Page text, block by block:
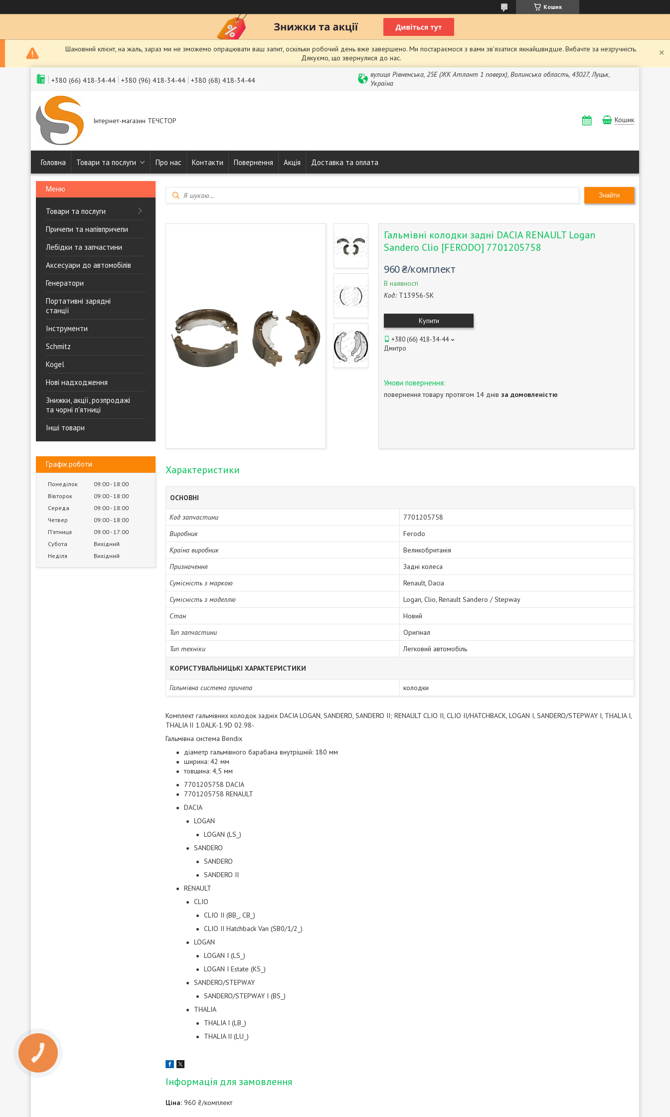
Кошик
Шановний клієнт, на жаль, зараз ми не зможемо опрацювати ваш запит, оскільки робочий день вже завершено. Ми постараємося з вами зв'язатися якнайшвидше. Вибачте за незручність.
Дякуємо, що звернулися до нас.
+380 (66) 418-34-44 +380 (96) 418-34-44 +380 (68) 418-34-44
вулиця Рівненська, 25Е (ЖК Атлант 1 поверх), Волинська область, 43027, Луцьк,
Україна
Інтернет-магазин ТЕЧСТОР Кошик
Головна Товари та послуги Про нас Контакти Повернення Акція Доставка та оплата
Товари та послуги
Причепи та напівпричепи
Лебідки та запчастини
Аксесуари до автомобілів
Генератори
Портативні зарядні
станції
Інструменти
Schmitz
Kogel
Нові надходження
Знижки, акції, розпродажі
та чорні п'ятниці
Інші товари
Графік роботи
Понеділок 09:00 18:00
Вівторок
09:00 18:00
Середа
09:00 18:00
Четвер
09:00 18:00
Пʼятниця
09:00 17:00
Субота
Вихідний
Неділя
Вихідний
Знайти
Гальмівні колодки задні DACIA RENAULT Logan
Sandero Clio [FERODO] 7701205758
960 ₴/комплект
В наявності
Код: T13956-SK
Купити
+380 (66) 418-34-44
Дмитро
повернення товару протягом 14 днів за домовленістю
Характеристики
ОСНОВНІ
Код запчастини
7701205758
Виробник
Ferodo
Країна виробник
Великобританія
Призначення
Задні колеса
Сумісність з маркою
Renault, Dacia
Сумісність з моделлю
Logan, Clio, Renault Sandero / Stepway
Стан
Новий
Тип запчастини
Оригінал
Тип техніки
Легковий автомобіль
КОРИСТУВАЛЬНИЦЬКІ ХАРАКТЕРИСТИКИ
Гальмівна система причепа колодки
Комплект гальмівних колодок задніх DACIA LOGAN, SANDERO, SANDERO II; RENAULT CLIO II, CLIO II/HATCHBACK, LOGAN I, SANDERO/STEPWAY I, THALIA I,
THALIA II 1.0ALK-1.9D 02.98-
Гальмівна система Bendix
діаметр гальмівного барабана внутрішній: 180 мм
ширина: 42 мм
товщина: 4,5 мм
7701205758 DACIA
7701205758 RENAULT
DACIA
LOGAN
LOGAN (LS_)
SANDERO
SANDERO
SANDERO II
RENAULT
CLIO
CLIO II (BB_, CB_)
CLIO II Hatchback Van (SB0/1/2_)
LOGAN
LOGAN I (LS_)
LOGAN I Estate (KS_)
SANDERO/STEPWAY
SANDERO/STEPWAY I (BS_)
THALIA
THALIA I (LB_)
THALIA II (LU_)
Інформація для замовлення
Ціна: 960 ₴/комплект
КНОПКА
ЗВ'ЯЗКУ